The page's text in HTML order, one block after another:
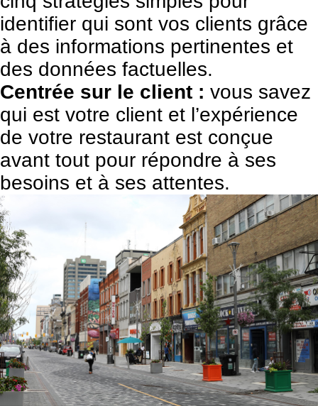
identifier qui sont vos clients grâce
à des informations pertinentes et
des données factuelles.
Centrée sur le client : vous savez
qui est votre client et l’expérience
de votre restaurant est conçue
avant tout pour répondre à ses
besoins et à ses attentes.